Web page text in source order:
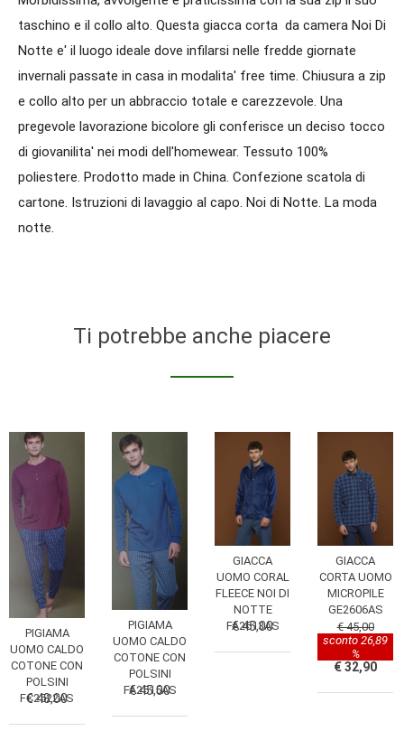
taschino e il collo alto. Questa giacca corta da camera Noi Di
Notte e' il luogo ideale dove infilarsi nelle fredde giornate
invernali passate in casa in modalita' free time. Chiusura a zip
e collo alto per un abbraccio totale e carezzevole. Una
pregevole lavorazione bicolore gli conferisce un deciso tocco
di giovanilita' nei modi dell'homewear. Tessuto 100%
poliestere. Prodotto made in China. Confezione scatola di
cartone. Istruzioni di lavaggio al capo. Noi di Notte. La moda
notte.
Ti potrebbe anche piacere
PIGIAMA
UOMO CALDO
COTONE CON
POLSINI
FC2522AS
€ 48,00
PIGIAMA
UOMO CALDO
COTONE CON
POLSINI
FA2515AS
€ 45,00
GIACCA
UOMO CORAL
FLEECE NOI DI
NOTTE
FA2613AS
€ 45,00
GIACCA
CORTA UOMO
MICROPILE
GE2606AS
€ 45,00
sconto 26,89
%
€ 32,90